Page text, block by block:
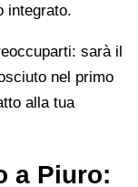
integrato.
sarà il
nel primo
alla tua
a Piuro: